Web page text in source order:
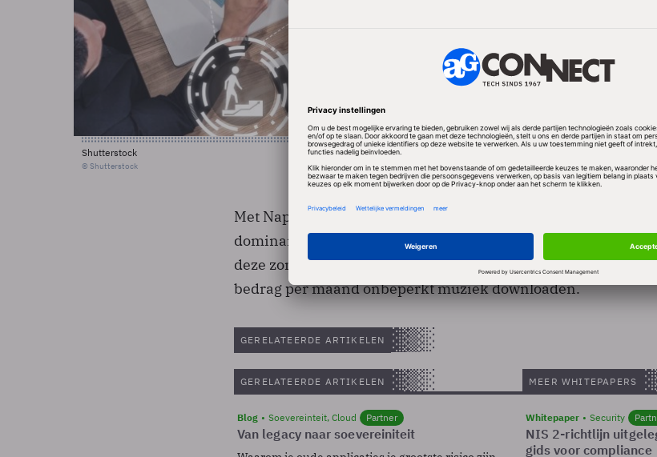
Shutterstock
© Shutterstock
Met Napster gaat Best Buy de concurrentie aan met Apple, dat
dominant is met betaalde downloads van muziekbestanden.
deze zomer ongeveer 700.000 gebruikers. Het merendeel
bedrag per maand onbeperkt muziek downloaden.
GERELATEERDE ARTIKELEN
GERELATEERDE ARTIKELEN
Blog Soevereinteit, Cloud Partner
Van legacy naar soevereiniteit
MEER WHITEPAPERS
Whitepaper Security
NIS 2-richtlijn
gids voor compliance